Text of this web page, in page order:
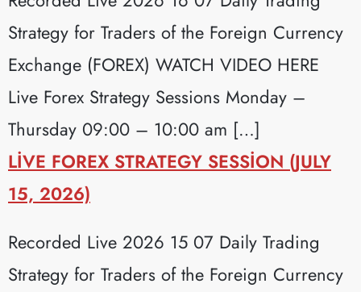
Strategy for Traders of the Foreign Currency
Exchange (FOREX) WATCH VIDEO HERE
Live Forex Strategy Sessions Monday –
Thursday 09:00 – 10:00 am […]
LIVE FOREX STRATEGY SESSION (JULY
15, 2026)
Recorded Live 2026 15 07 Daily Trading
Strategy for Traders of the Foreign Currency